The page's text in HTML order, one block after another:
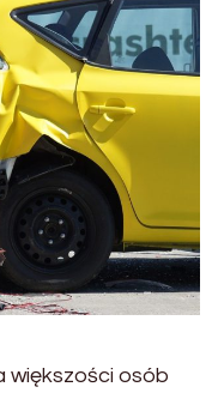
większości osób